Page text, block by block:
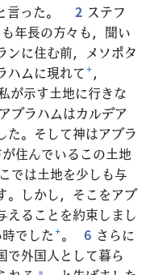
言った。 2 ステフ
年長の方々も，聞い
ンに住む前，メソポタ
ハムに現れて+，
が示す土地に行きな
ブラハムはカルデア
た。そして神はアブラ
住んでいるこの土地
では土地を少しも与
。しかし，そこをアブ
えることを約束しまし
でした+。 6 さらに
で外国人として暮ら